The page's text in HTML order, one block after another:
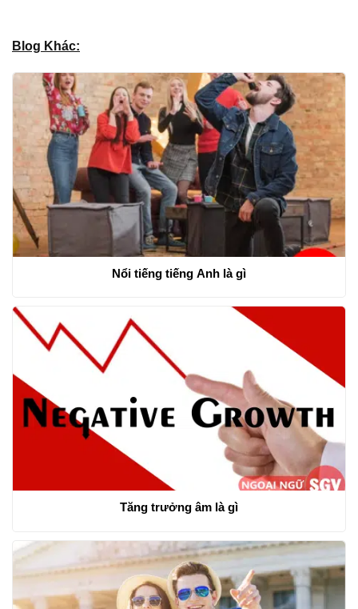
Blog Khác:
Nổi tiếng tiếng Anh là gì
Tăng trưởng âm là gì